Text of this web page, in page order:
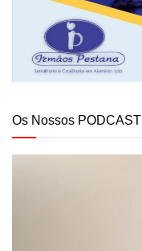
Os Nossos PODCAST